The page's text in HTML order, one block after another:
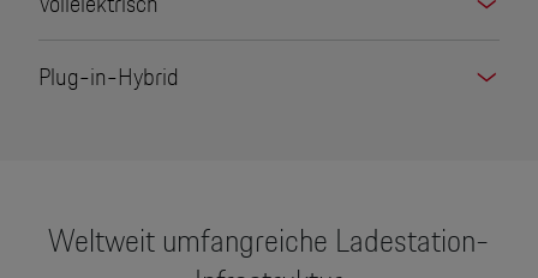
Plug-in-Hybrid
Weltweit umfangreiche Ladestation-